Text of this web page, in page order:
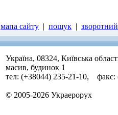
мапа сайту | пошук |
Україна, 08324, Київська
масив, будинок 1
тел: (+38044) 235-21-10, факс:
© 2005-2026 Украерорух